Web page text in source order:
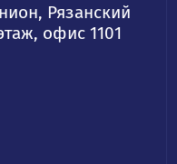
Рязанский
офис 1101